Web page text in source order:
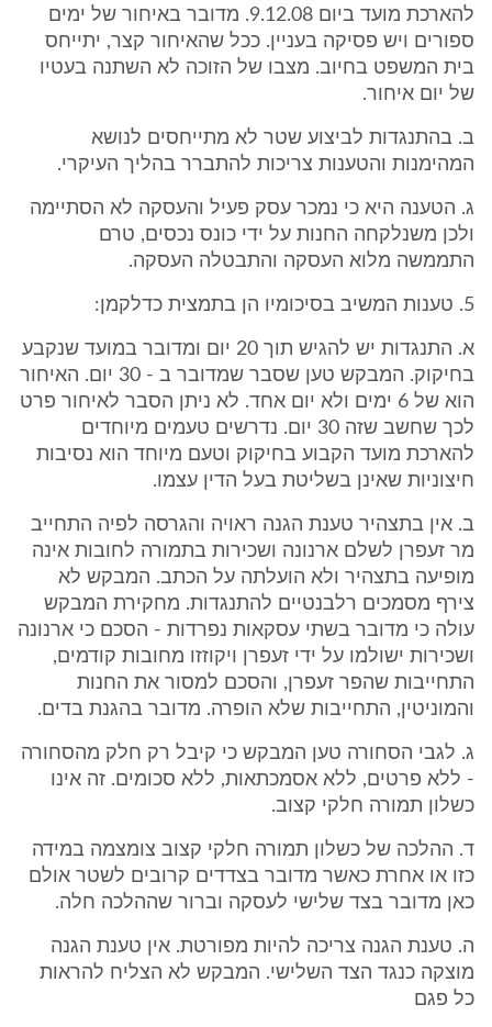
להארכת מועד ביום 9.12.08. מדובר באיחור של ימים
ספורים ויש פסיקה בעניין. ככל שהאיחור קצר, יתייחס
בית המשפט בחיוב. מצבו של הזוכה לא השתנה בעטיו
של יום איחור.
ב. בהתנגדות לביצוע שטר לא מתייחסים לנושא
המהימנות והטענות צריכות להתברר בהליך העיקרי.
ג. הטענה היא כי נמכר עסק פעיל והעסקה לא הסתיימה
ולכן משנלקחה החנות על ידי כונס נכסים, טרם
התממשה מלוא העסקה והתבטלה העסקה.
5. טענות המשיב בסיכומיו הן בתמצית כדלקמן:
א. התנגדות יש להגיש תוך 20 יום ומדובר במועד שנקבע
בחיקוק. המבקש טען שסבר שמדובר ב - 30 יום. האיחור
הוא של 6 ימים ולא יום אחד. לא ניתן הסבר לאיחור פרט
לכך שחשב שזה 30 יום. נדרשים טעמים מיוחדים
להארכת מועד הקבוע בחיקוק וטעם מיוחד הוא נסיבות
חיצוניות שאינן בשליטת בעל הדין עצמו.
ב. אין בתצהיר טענת הגנה ראויה והגרסה לפיה התחייב
מר זעפרן לשלם ארנונה ושכירות בתמורה לחובות אינה
מופיעה בתצהיר ולא הועלתה על הכתב. המבקש לא
צירף מסמכים רלבנטיים להתנגדות. מחקירת המבקש
עולה כי מדובר בשתי עסקאות נפרדות - הסכם כי ארנונה
ושכירות ישולמו על ידי זעפרן ויקוזזו מחובות קודמים,
התחייבות שהפר זעפרן, והסכם למסור את החנות
והמוניטין, התחייבות שלא הופרה. מדובר בהגנת בדים.
ג. לגבי הסחורה טען המבקש כי קיבל רק חלק מהסחורה
- ללא פרטים, ללא אסמכתאות, ללא סכומים. זה אינו
כשלון תמורה חלקי קצוב.
ד. ההלכה של כשלון תמורה חלקי קצוב צומצמה במידה
כזו או אחרת כאשר מדובר בצדדים קרובים לשטר אולם
כאן מדובר בצד שלישי לעסקה וברור שההלכה חלה.
ה. טענת הגנה צריכה להיות מפורטת. אין טענת הגנה
מוצקה כנגד הצד השלישי. המבקש לא הצליח להראות
כל פגם